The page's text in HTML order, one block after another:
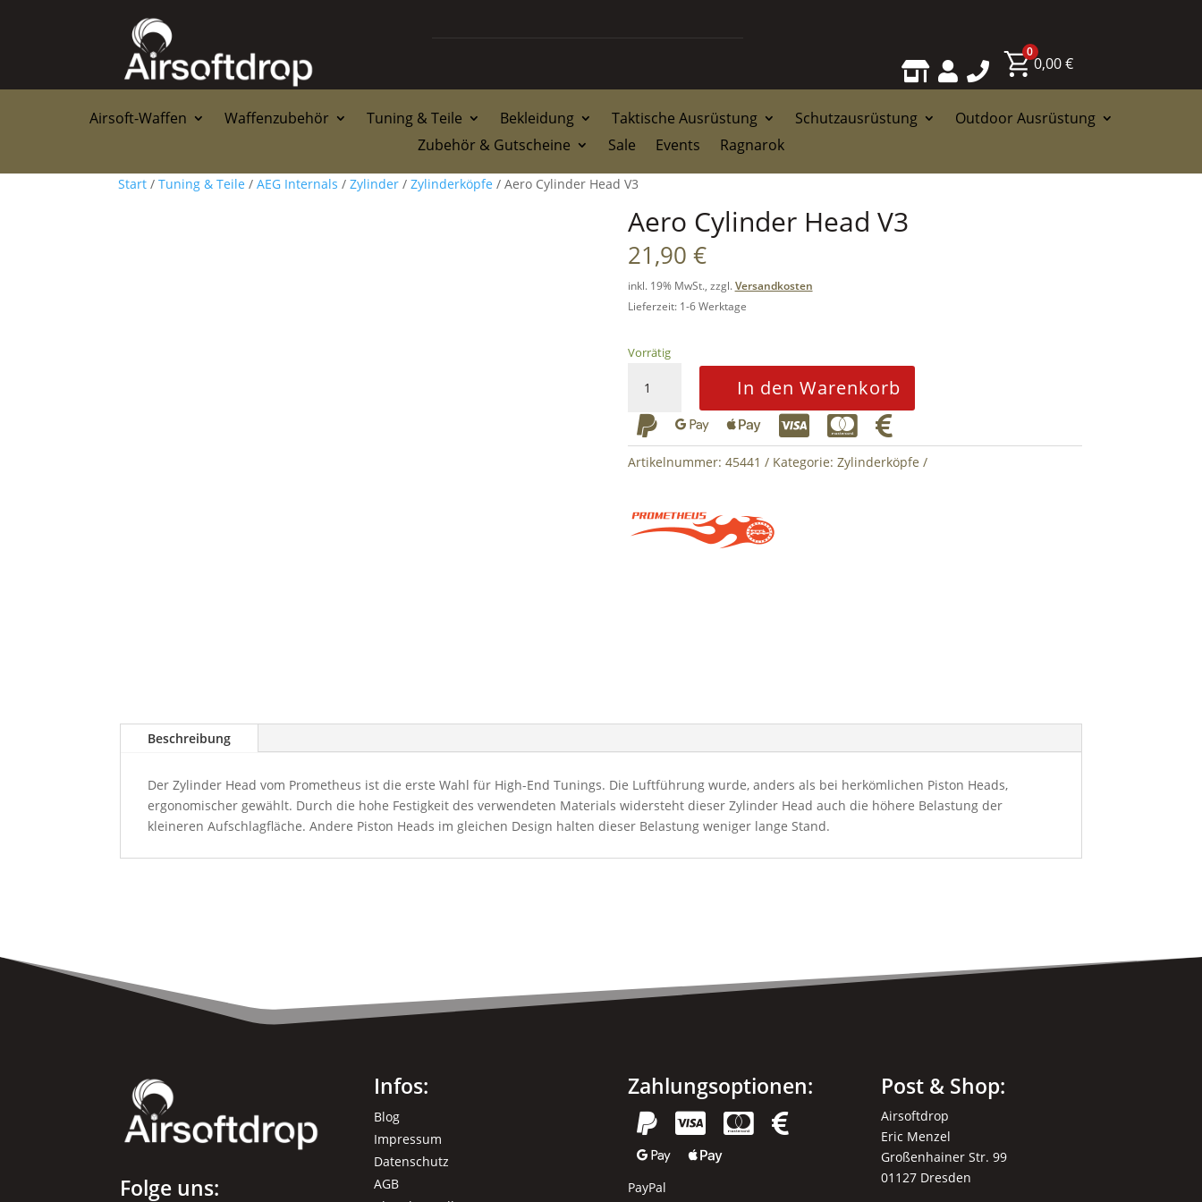
  
0
0,00€
Airsoft-Waffen Waffenzubehör Tuning & Teile Bekleidung Taktische Ausrüstung Schutzausrüstung
Outdoor Ausrüstung
Zubehör & Gutscheine
Sale Events Ragnarok
Start / Tuning & Teile / AEG Internals / Zylinder / Zylinderköpfe / Aero Cylinder Head V3
Aero Cylinder Head V3
21,90 €
inkl. 19% MwSt., zzgl.Versandkosten
Lieferzeit: 1-6 Werktage
Vorrätig
Cylinder
Head
V3
Menge
In den Warenkorb
     
Artikelnummer: 45441 Kategorie: Zylinderköpfe
Beschreibung
Der Zylinder Head vom Prometheus ist die erste Wahl für High-End Tunings. Die Luftführung wurde, anders als bei herkömlichen Piston Heads,
ergonomischer gewählt. Durch die hohe Festigkeit des verwendeten Materials widersteht dieser Zylinder Head auch die höhere Belastung der
kleineren Aufschlagfläche. Andere Piston Heads im gleichen Design halten dieser Belastung weniger lange Stand.
Folge uns:
Infos:
Blog
Impressum
Datenschutz
AGB
Zahlungsoptionen:
  



PayPal
Post & Shop:
Airsoftdrop
Eric Menzel
Großenhainer Str. 99
01127 Dresden